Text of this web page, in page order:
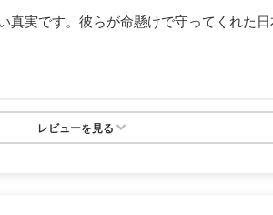
実です。彼らが命懸けで守ってくれた
レビューを見る